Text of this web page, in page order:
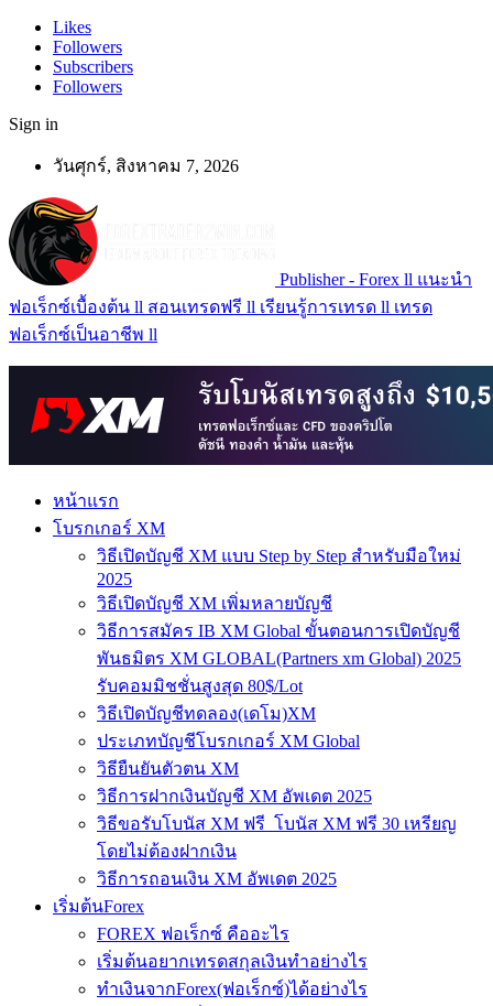
Likes
Followers
Subscribers
Followers
Sign in
วันศุกร์, สิงหาคม 7, 2026
Publisher - Forex ll แนะนำ
ฟอเร็กซ์เบื้องต้น ll สอนเทรดฟรี ll เรียนรู้การเทรด ll เทรด
ฟอเร็กซ์เป็นอาชีพ ll
หน้าแรก
โบรกเกอร์ XM
วิธีเปิดบัญชี XM แบบ Step by Step สำหรับมือใหม่
2025
วิธีเปิดบัญชี XM เพิ่มหลายบัญชี
วิธีการสมัคร IB XM Global ขั้นตอนการเปิดบัญชี
พันธมิตร XM GLOBAL(Partners xm Global) 2025
รับคอมมิชชั่นสูงสุด 80$/Lot
วิธีเปิดบัญชีทดลอง(เดโม)XM
ประเภทบัญชีโบรกเกอร์ XM Global
วิธียืนยันตัวตน XM
วิธีการฝากเงินบัญชี XM อัพเดต 2025
วิธีขอรับโบนัส XM ฟรี โบนัส XM ฟรี 30 เหรียญ
โดยไม่ต้องฝากเงิน
วิธีการถอนเงิน XM อัพเดต 2025
เริ่มต้นForex
FOREX ฟอเร็กซ์ คืออะไร
เริ่มต้นอยากเทรดสกุลเงินทำอย่างไร
ทำเงินจากForex(ฟอเร็กซ์)ได้อย่างไร